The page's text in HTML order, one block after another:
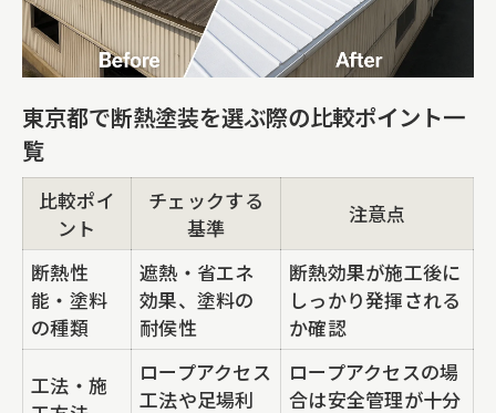
東京都で人気の断熱窓リフォーム費用傾
向
ロープアクセス工法導入時の費用メリッ
ト
外壁塗装や屋根塗装の評判を徹底比較
外壁塗装・屋根塗装の口コミ評価比較表
断熱塗装の評判が高い理由を探る
東京都の塗装工事で注目される施工事例
屋根リフォームと外壁リフォームの評価
ポイント
東京都で断熱塗装を選ぶ際の比較ポイント一
覧
比較ポイ
ント
チェックする
基準
注意点
断熱性
能・塗料
の種類
遮熱・省エネ
効果、塗料の
耐侯性
断熱効果が施工後に
しっかり発揮される
か確認
工法・施
ロープアクセス
工法や足場利
ロープアクセスの場
合は安全管理が十分